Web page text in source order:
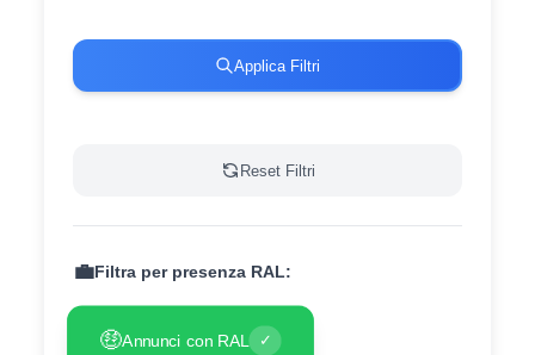
Applica Filtri
Reset Filtri
💼Filtra per presenza RAL:
🤑Annunci con RAL ✓